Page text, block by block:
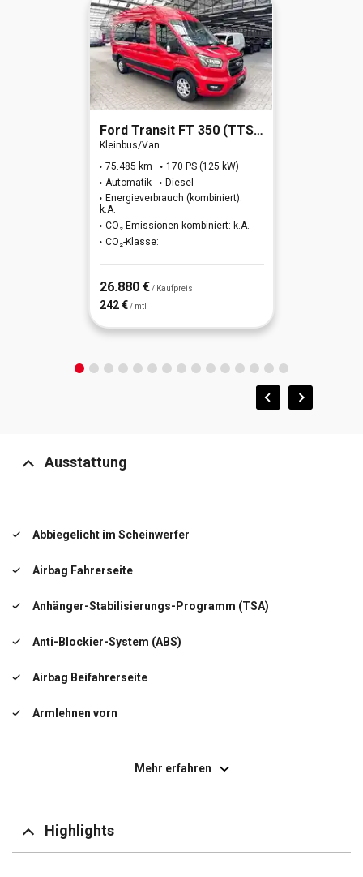
Ford Transit FT 350 (TTS) 2.0 TDCi DPF 350 L3 H2 Trend
Kleinbus/Van
75.485 km
170 PS (125 kW)
Automatik
Diesel
Energieverbrauch (kombiniert):
k.A.
CO₂-Emissionen kombiniert: k.A.
CO₂-Klasse:
26.880 € / Kaufpreis
242 € / mtl
Ausstattung
Abbiegelicht im Scheinwerfer
Airbag Fahrerseite
Anhänger-Stabilisierungs-Programm (TSA)
Anti-Blockier-System (ABS)
Airbag Beifahrerseite
Armlehnen vorn
Elektron. Stabilitäts-Programm (ESP)
Mehr erfahren
Highlights